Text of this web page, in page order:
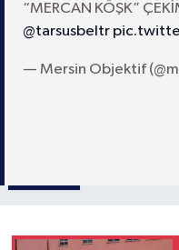
“MERCAN KÖŞK”
@tarsusbeltr
— Mersin Objektif